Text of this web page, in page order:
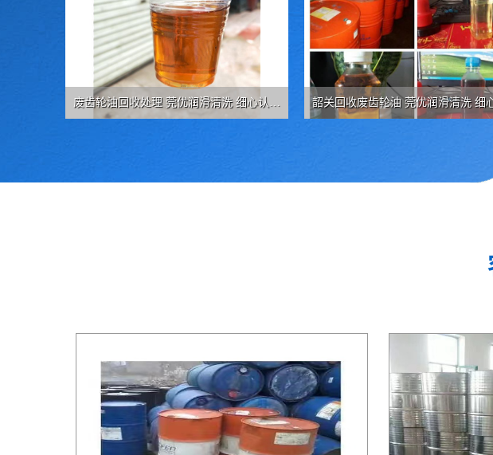
废齿轮油回收处理 莞优润滑清洗 细心认真 韶关回收废齿轮油 莞优润滑清洗 细